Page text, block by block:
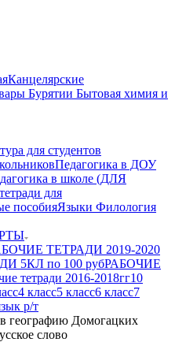
Канцелярские
Бурятии Бытовая химия и
для студентов
Педагогика в ДОУ
в школе (ДЛЯ
для
пособияЯзыки Филология
ТЕТРАДИ 2019-2020
5КЛ по 100 рубРАБОЧИЕ
тетради 2016-2018гг10
4 класс5 класс6 класс7
р/т
географию Домогацких
слово